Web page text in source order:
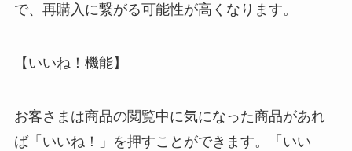
で、再購入に繋がる可能性が高くなります。
【いいね！機能】
お客さまは商品の閲覧中に気になった商品があれ
ば「いいね！」を押すことができます。「いい